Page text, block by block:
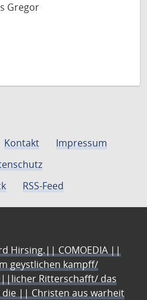
Gregor
Kontakt
Impressum
RSS-Feed
Hirsing.|| COMOEDIA ||
geystlichen kampff/
Ritterschafft/ das
die || Christen aus warheit